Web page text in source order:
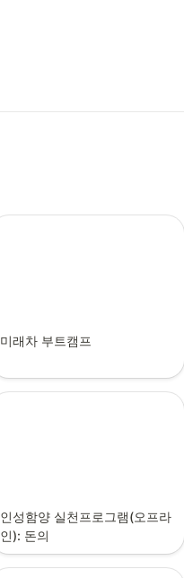
미래차 부트캠프
인성함양 실천프로그램(오프라
인): 돈의